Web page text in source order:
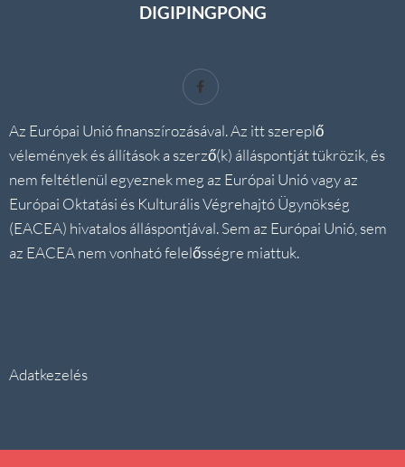
DIGIPINGPONG
Az Európai Unió finanszírozásával. Az itt szereplő
vélemények és állítások a szerző(k) álláspontját tükrözik, és
nem feltétlenül egyeznek meg az Európai Unió vagy az
Európai Oktatási és Kulturális Végrehajtó Ügynökség
(EACEA) hivatalos álláspontjával. Sem az Európai Unió, sem
az EACEA nem vonható felelősségre miattuk.
Adatkezelés